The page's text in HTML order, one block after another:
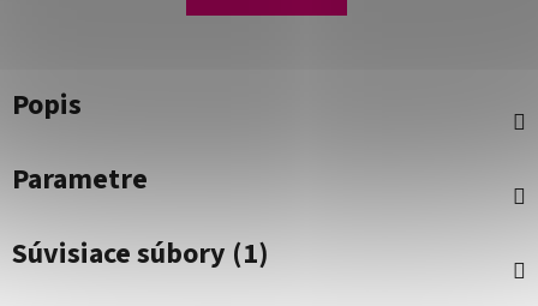
Popis
Parametre
Súvisiace súbory (1)